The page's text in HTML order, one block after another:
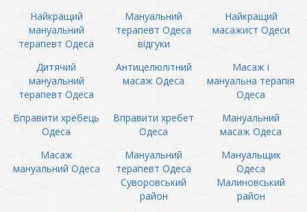
Найкращий
мануальний
терапевт Одеса
Мануальний
терапевт Одеса
відгуки
Найкращий
масажист Одеси
Дитячий
мануальний
терапевт Одеса
Антицелюлітний
масаж Одеса
Масаж і
мануальна терапія
Одеса
Вправити хребець
Одеса
Вправити хребет
Одеса
Мануальний
масаж Одеса
Масаж
мануальний Одеса
Мануальний
терапевт Одеса
Суворовський
район
Мануальщик
Одеса
Малиновський
район